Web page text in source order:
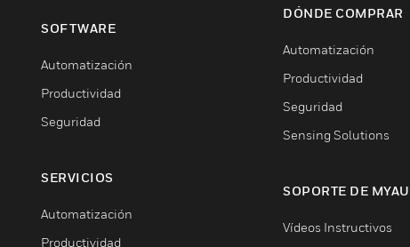
SOFTWARE
Automatización
Productividad
Seguridad
SERVICIOS
Automatización
Productividad
DÓNDE COMPRAR
Automatización
Productividad
Seguridad
Sensing Solutions
SOPORTE DE
Vídeos Instructivos